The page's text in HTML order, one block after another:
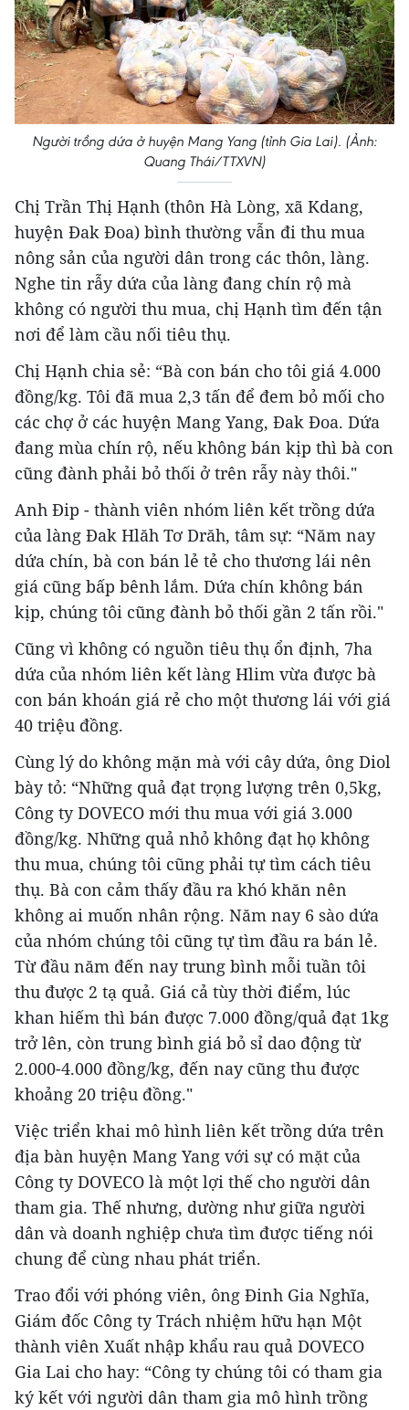
Người trồng dứa ở huyện Mang Yang (tỉnh Gia Lai). (Ảnh:
Quang Thái/TTXVN)
Chị Trần Thị Hạnh (thôn Hà Lòng, xã Kdang,
huyện Đak Đoa) bình thường vẫn đi thu mua
nông sản của người dân trong các thôn, làng.
Nghe tin rẫy dứa của làng đang chín rộ mà
không có người thu mua, chị Hạnh tìm đến tận
nơi để làm cầu nối tiêu thụ.
Chị Hạnh chia sẻ: “Bà con bán cho tôi giá 4.000
đồng/kg. Tôi đã mua 2,3 tấn để đem bỏ mối cho
các chợ ở các huyện Mang Yang, Đak Đoa. Dứa
đang mùa chín rộ, nếu không bán kịp thì bà con
cũng đành phải bỏ thối ở trên rẫy này thôi."
Anh Đip - thành viên nhóm liên kết trồng dứa
của làng Đak Hlăh Tơ Drăh, tâm sự: “Năm nay
dứa chín, bà con bán lẻ tẻ cho thương lái nên
giá cũng bấp bênh lắm. Dứa chín không bán
kịp, chúng tôi cũng đành bỏ thối gần 2 tấn rồi."
Cũng vì không có nguồn tiêu thụ ổn định, 7ha
dứa của nhóm liên kết làng Hlim vừa được bà
con bán khoán giá rẻ cho một thương lái với giá
40 triệu đồng.
Cùng lý do không mặn mà với cây dứa, ông Diol
bày tỏ: “Những quả đạt trọng lượng trên 0,5kg,
Công ty DOVECO mới thu mua với giá 3.000
đồng/kg. Những quả nhỏ không đạt họ không
thu mua, chúng tôi cũng phải tự tìm cách tiêu
thụ. Bà con cảm thấy đầu ra khó khăn nên
không ai muốn nhân rộng. Năm nay 6 sào dứa
của nhóm chúng tôi cũng tự tìm đầu ra bán lẻ.
Từ đầu năm đến nay trung bình mỗi tuần tôi
thu được 2 tạ quả. Giá cả tùy thời điểm, lúc
khan hiếm thì bán được 7.000 đồng/quả đạt 1kg
trở lên, còn trung bình giá bỏ sỉ dao động từ
2.000-4.000 đồng/kg, đến nay cũng thu được
khoảng 20 triệu đồng."
Việc triển khai mô hình liên kết trồng dứa trên
địa bàn huyện Mang Yang với sự có mặt của
Công ty DOVECO là một lợi thế cho người dân
tham gia. Thế nhưng, dường như giữa người
dân và doanh nghiệp chưa tìm được tiếng nói
chung để cùng nhau phát triển.
Trao đổi với phóng viên, ông Đinh Gia Nghĩa,
Giám đốc Công ty Trách nhiệm hữu hạn Một
thành viên Xuất nhập khẩu rau quả DOVECO
Gia Lai cho hay: “Công ty chúng tôi có tham gia
ký kết với người dân tham gia mô hình trồng